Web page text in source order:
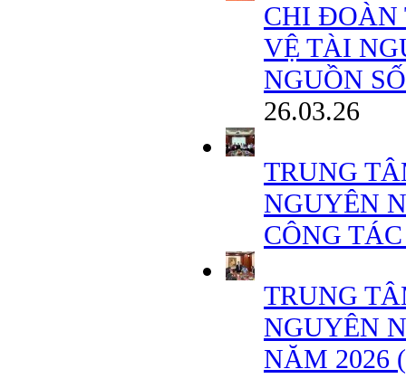
CHI ĐOÀN
VỆ TÀI
NGUỒN
26.03.26
TRUNG
NGUYÊN
CÔNG
TRUNG
NGUYÊN
NĂM 2026